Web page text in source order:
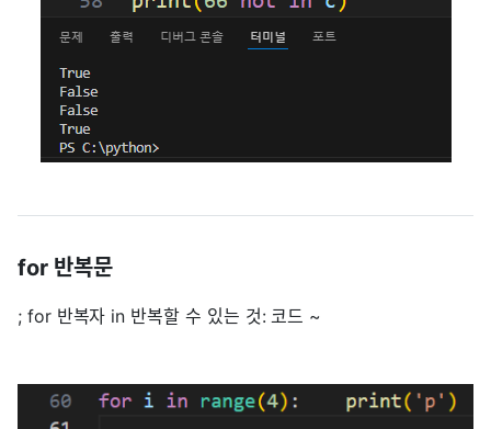
for 반복문
; for 반복자 in 반복할 수 있는 것: 코드 ~